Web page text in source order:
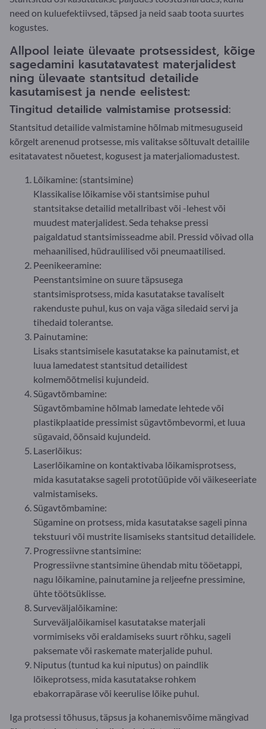
need on kuluefektiivsed, täpsed ja neid saab toota suurtes
kogustes.
Allpool leiate ülevaate protsessidest, kõige
sagedamini kasutatavatest materjalidest
ning ülevaate stantsitud detailide
kasutamisest ja nende eelistest:
Tingitud detailide valmistamise protsessid:
Stantsitud detailide valmistamine hõlmab mitmesuguseid
kõrgelt arenenud protsesse, mis valitakse sõltuvalt detailile
esitatavatest nõuetest, kogusest ja materjaliomadustest.
Lõikamine: (stantsimine)
Klassikalise lõikamise või stantsimise puhul
stantsitakse detailid metallribast või -lehest või
muudest materjalidest. Seda tehakse pressi
paigaldatud stantsimisseadme abil. Pressid võivad olla
mehaanilised, hüdraulilised või pneumaatilised.
Peenikeeramine:
Peenstantsimine on suure täpsusega
stantsimisprotsess, mida kasutatakse tavaliselt
rakenduste puhul, kus on vaja väga siledaid servi ja
tihedaid tolerantse.
Painutamine:
Lisaks stantsimisele kasutatakse ka painutamist, et
luua lamedatest stantsitud detailidest
kolmemõõtmelisi kujundeid.
Sügavtõmbamine:
Sügavtõmbamine hõlmab lamedate lehtede või
plastikplaatide pressimist sügavtõmbevormi, et luua
sügavaid, õõnsaid kujundeid.
Laserlõikus:
Laserlõikamine on kontaktivaba lõikamisprotsess,
mida kasutatakse sageli prototüüpide või väikeseeriate
valmistamiseks.
Sügavtõmbamine:
Sügamine on protsess, mida kasutatakse sageli pinna
tekstuuri või mustrite lisamiseks stantsitud detailidele.
Progressiivne stantsimine:
Progressiivne stantsimine ühendab mitu tööetappi,
nagu lõikamine, painutamine ja reljeefne pressimine,
ühte töötsüklisse.
Surveväljalõikamine:
Surveväljalõikamisel kasutatakse materjali
vormimiseks või eraldamiseks suurt rõhku, sageli
paksemate või raskemate materjalide puhul.
Niputus (tuntud ka kui niputus) on paindlik
lõikeprotsess, mida kasutatakse rohkem
ebakorrapärase või keerulise lõike puhul.
Iga protsessi tõhusus, täpsus ja kohanemisvõime mängivad